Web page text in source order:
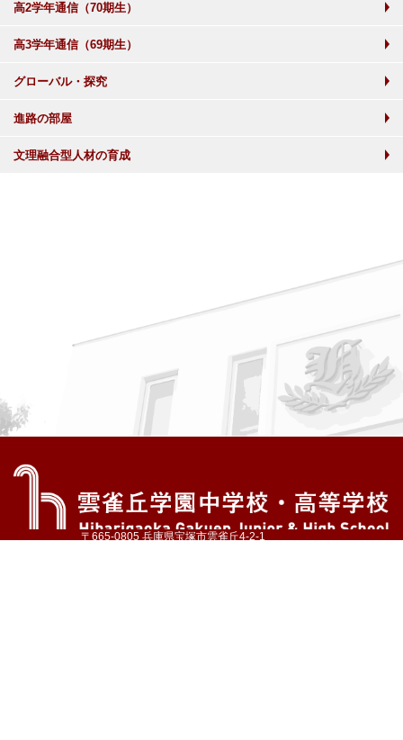
高2学年通信（70期生）
高3学年通信（69期生）
グローバル・探究
進路の部屋
文理融合型人材の育成
〒665-0805 兵庫県宝塚市雲雀丘4-2-1